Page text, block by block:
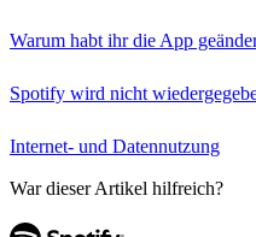
Warum habt ihr die App
Spotify wird nicht
Internet- und Datennutzung
War dieser Artikel hilfreich?